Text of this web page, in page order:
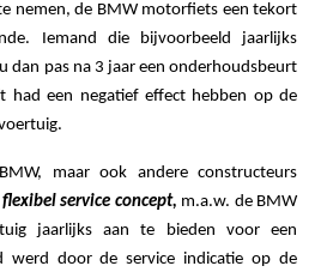
nemen, de BMW motorfiets een tekort
Iemand die bijvoorbeeld jaarlijks
dan pas na 3 jaar een onderhoudsbeurt
had een negatief effect hebben op de
maar ook andere constructeurs
flexibel service concept, m.a.w. de BMW
jaarlijks aan te bieden voor een
werd door de service indicatie op de